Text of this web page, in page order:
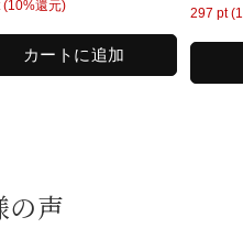
(10%還元)
カートに追加
常
価
297 pt
の声